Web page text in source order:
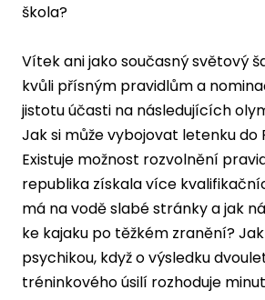
škola?
Vítek ani jako současný světový
kvůli přísným pravidlům a
jistotu účasti na následujících
Jak si může vybojovat letenku do
Existuje možnost rozvolnění
republika získala více
má na vodě slabé stránky a jak
ke kajaku po těžkém zranění?
psychikou, když o výsledku
tréninkového úsilí rozhoduje